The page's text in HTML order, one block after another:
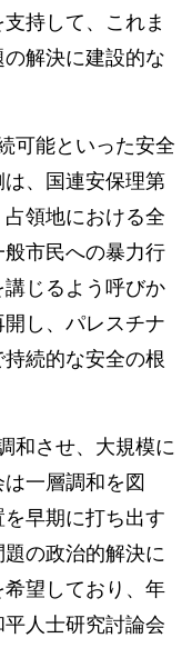
持して、これま
解決に建設的な
可能といった安全
、国連安保理第
領地における全
市民への暴力行
じるよう呼びか
し、パレスチナ
続的な安全の根
和させ、大規模に
一層調和を図
早期に打ち出す
の政治的解決に
望しており、年
人士研究討論会